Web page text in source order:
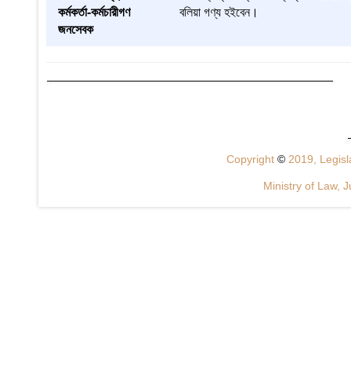
কর্মকর্তা-কর্মচারীগণ
জনসেবক
বলিয়া গণ্য হইবেন।
Copyright © 2019,
Ministry of Law,